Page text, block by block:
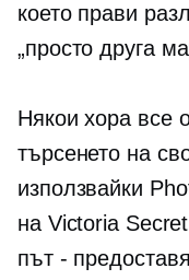
което прави
„просто друга
Някои хора все
търсенето на
използвайки
на Victoria
път -